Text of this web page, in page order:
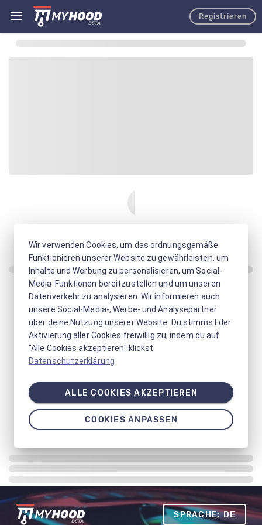
Registrieren
SPRACHE: DE
Wir verwenden Cookies, um das ordnungsgemäße
Funktionieren unserer Website zu gewährleisten, um
Inhalte und Werbung zu personalisieren, um Social-
Media-Funktionen bereitzustellen und um unseren
Datenverkehr zu analysieren. Wir informieren auch
unsere Social-Media-, Werbe- und Analysepartner
über deine Nutzung unserer Website. Du stimmst der
Aktivierung aller Cookies freiwillig zu, indem du auf
"Alle Cookies akzeptieren" klickst.
Datenschutzerklärung
ALLE COOKIES AKZEPTIEREN
COOKIES ANPASSEN